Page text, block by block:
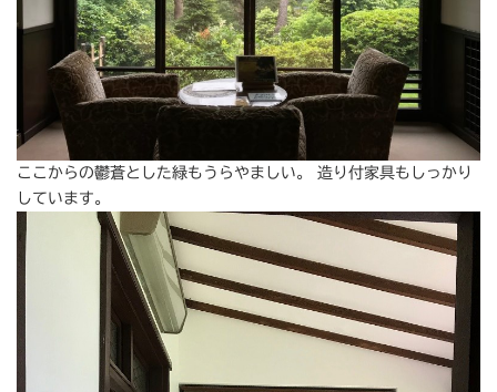
ここからの鬱蒼とした緑もうらやましい。 造り付家具もしっかり
しています。